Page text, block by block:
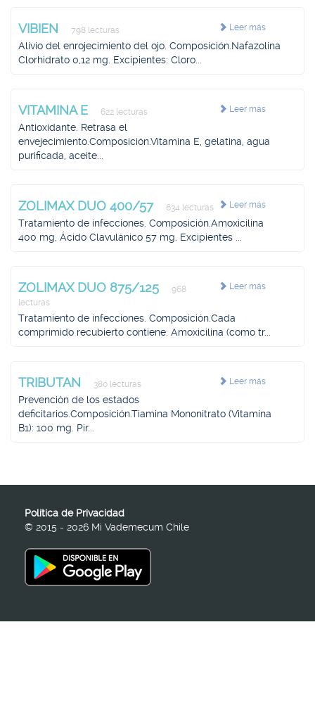
Leer más
VIBIEN 798 lecturas
Alivio del enrojecimiento del ojo. Composición.Nafazolina
Clorhidrato 0,12 mg. Excipientes: Cloro...
Leer más
VITAMINA E 622 lecturas
Antioxidante. Retrasa el
envejecimiento.Composición.Vitamina E, gelatina, agua
purificada, aceite...
Leer más
ZOLIMAX DUO 400/57 634 lecturas
Tratamiento de infecciones. Composición.Amoxicilina
400 mg, Ácido Clavulánico 57 mg. Excipientes ...
Leer más
ZOLIMAX DUO 875/125
968
lecturas
Tratamiento de infecciones. Composición.Cada
comprimido recubierto contiene: Amoxicilina (como tr...
Leer más
TRIBUTAN 380 lecturas
Prevención de los estados
deficitarios.Composición.Tiamina Mononitrato (Vitamina
B1): 100 mg. Pir...
Política de Privacidad
© 2015 - 2026 Mi Vademecum Chile